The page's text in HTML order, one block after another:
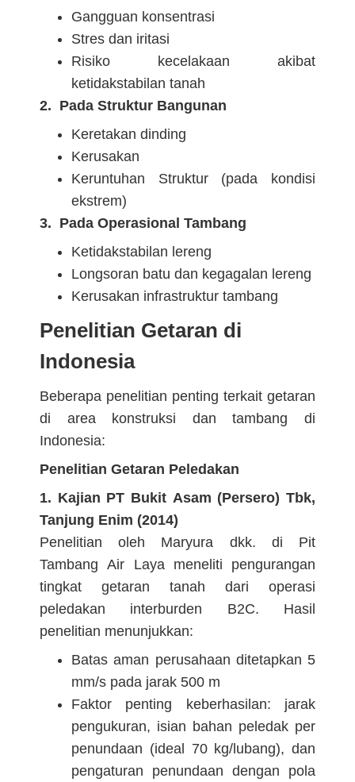
Gangguan konsentrasi
Stres dan iritasi
Risiko kecelakaan akibat
ketidakstabilan tanah
2. Pada Struktur Bangunan
Keretakan dinding
Kerusakan
Keruntuhan Struktur (pada kondisi
ekstrem)
3. Pada Operasional Tambang
Ketidakstabilan lereng
Longsoran batu dan kegagalan lereng
Kerusakan infrastruktur tambang
Penelitian Getaran di
Indonesia
Beberapa penelitian penting terkait getaran
di area konstruksi dan tambang di
Indonesia:
Penelitian Getaran Peledakan
1. Kajian PT Bukit Asam (Persero) Tbk,
Tanjung Enim (2014)
Penelitian oleh Maryura dkk. di Pit
Tambang Air Laya meneliti pengurangan
tingkat getaran tanah dari operasi
peledakan interburden B2C. Hasil
penelitian menunjukkan:
Batas aman perusahaan ditetapkan 5
mm/s pada jarak 500 m
Faktor penting keberhasilan: jarak
pengukuran, isian bahan peledak per
penundaan (ideal 70 kg/lubang), dan
pengaturan penundaan dengan pola